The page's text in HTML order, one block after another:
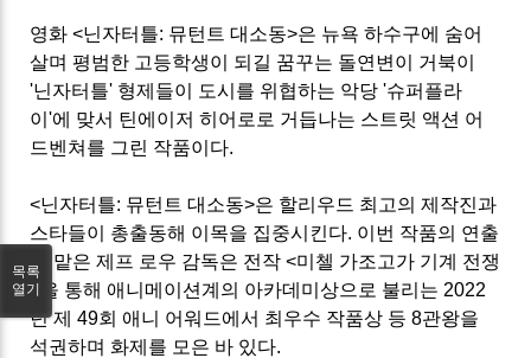
영화 <닌자터틀: 뮤턴트 대소동>은 뉴욕 하수구에 숨어
살며 평범한 고등학생이 되길 꿈꾸는 돌연변이 거북이
'닌자터틀' 형제들이 도시를 위협하는 악당 '슈퍼플라
이'에 맞서 틴에이저 히어로로 거듭나는 스트릿 액션 어
드벤쳐를 그린 작품이다.
<닌자터틀: 뮤턴트 대소동>은 할리우드 최고의 제작진과
스타들이 총출동해 이목을 집중시킨다. 이번 작품의 연출
을 맡은 제프 로우 감독은 전작 <미첼 가조고가 기계 전쟁
>을 통해 애니메이션계의 아카데미상으로 불리는 2022
년 제 49회 애니 어워드에서 최우수 작품상 등 8관왕을
석권하며 화제를 모은 바 있다.
목록
열기